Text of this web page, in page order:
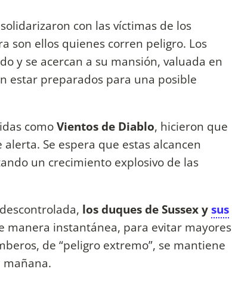
con las víctimas de los
son ellos quienes corren peligro. Los
y se acercan a su mansión, valuada en
estar preparados para una posible
comoVientos de Diablo, hicieron que
Se espera que estas alcancen
un crecimiento explosivo de las
los duques de Sussex ysus
manera instantánea, para evitar mayores
de “peligro extremo”, se mantiene
mañana.